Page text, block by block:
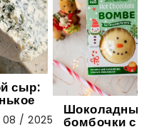
сыр:
08 / 2025
Шоколадные
бомбочки с